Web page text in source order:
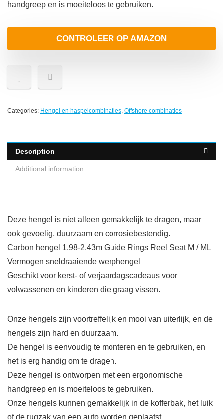
handgreep en is moeiteloos te gebruiken.
CONTROLEER OP AMAZON
Categories: Hengel en haspelcombinaties, Offshore combinaties
Description
Additional information
Deze hengel is niet alleen gemakkelijk te dragen, maar
ook gevoelig, duurzaam en corrosiebestendig.
Carbon hengel 1.98-2.43m Guide Rings Reel Seat M / ML
Vermogen sneldraaiende werphengel
Geschikt voor kerst- of verjaardagscadeaus voor
volwassenen en kinderen die graag vissen.
Onze hengels zijn voortreffelijk en mooi van uiterlijk, en de
hengels zijn hard en duurzaam.
De hengel is eenvoudig te monteren en te gebruiken, en
het is erg handig om te dragen.
Deze hengel is ontworpen met een ergonomische
handgreep en is moeiteloos te gebruiken.
Onze hengels kunnen gemakkelijk in de kofferbak, het luik
of de rugzak van een auto worden geplaatst.